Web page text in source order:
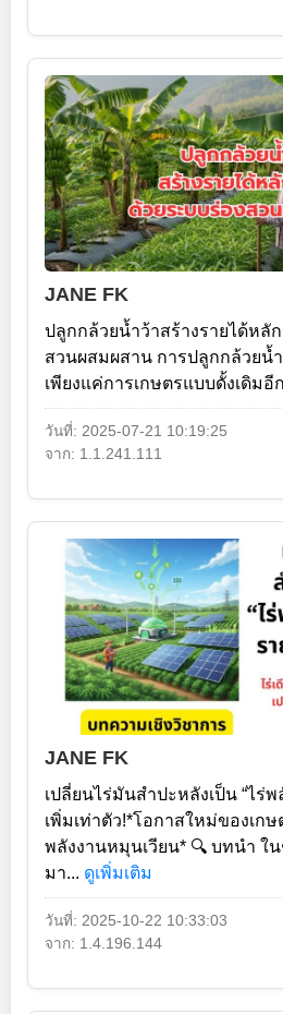
JANE FK
ปลูกกล้วยน้ำว้าสร้างรายได้หลั
สวนผสมผสาน การปลูกกล้วยน้
เพียงแค่การเกษตรแบบดั้งเดิมอี
วันที่: 2025-07-21 10:19:25
จาก: 1.1.241.111
JANE FK
เปลี่ยนไร่มันสำปะหลังเป็น “ไร่
เพิ่มเท่าตัว!*โอกาสใหม่ของเก
พลังงานหมุนเวียน* 🔍 บทนำ ใ
มา... ดูเพิ่มเติม
วันที่: 2025-10-22 10:33:03
จาก: 1.4.196.144